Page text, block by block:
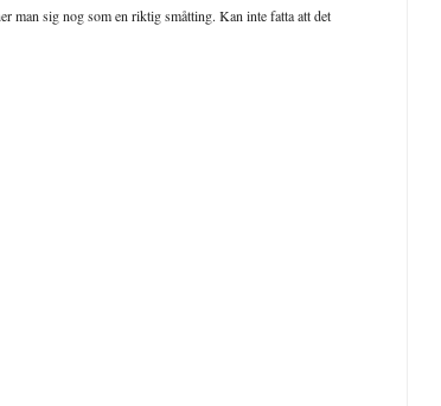
man sig nog som en riktig småtting. Kan inte fatta att det